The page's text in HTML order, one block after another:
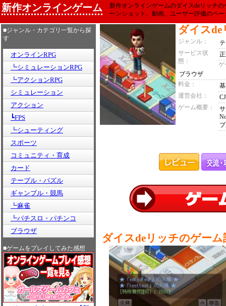
新作オンラインゲーム
新作オンラインゲームのダイスdeリッチ
ーンショット、動画、ユーザー評価のペ
■ジャンル・カテゴリ一覧から探
す
オンラインRPG
┗シミュレーションRPG
┗アクションRPG
シミュレーション
アクション
┗FPS
┗シューティング
スポーツ
コミュニティ・育成
カード
テーブル・パズル
ギャンブル・競馬
┗麻雀
┗パチスロ・パチンコ
ブラウザ
■ゲームをプレイしてみた感想
ダイスde
ジャンル：
サービス状
態：
ゲ
ブラウザ
料金：
運営会社：
ゲーム概要：
ダイスdeリッチのゲーム